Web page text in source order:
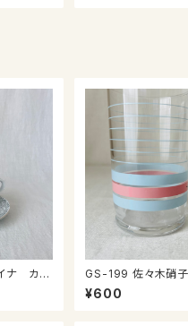
GS-199 佐々木硝子 昭和のコッ
プ
¥600